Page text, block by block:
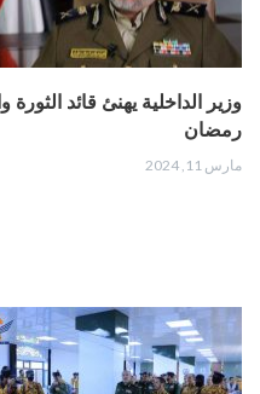
وزير الداخلية يهنئ قائد
رمضان
مارس 11, 2024